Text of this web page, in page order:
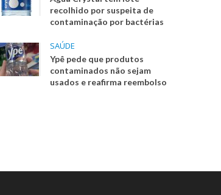
recolhido por suspeita de
contaminação por bactérias
SAÚDE
Ypê pede que produtos
contaminados não sejam
usados e reafirma reembolso